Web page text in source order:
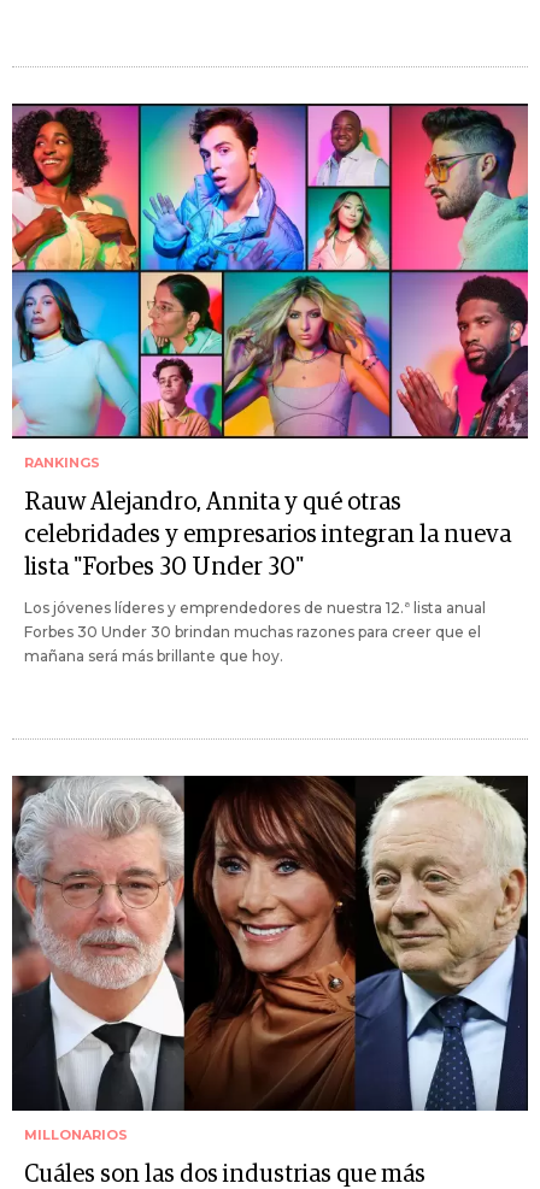
RANKINGS
Rauw Alejandro, Annita y qué otras
celebridades y empresarios integran la nueva
lista "Forbes 30 Under 30"
Los jóvenes líderes y emprendedores de nuestra 12.ª lista anual
Forbes 30 Under 30 brindan muchas razones para creer que el
mañana será más brillante que hoy.
MILLONARIOS
Cuáles son las dos industrias que más